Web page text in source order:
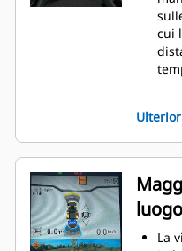
cui
nel
La